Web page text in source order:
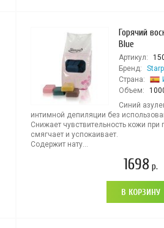
Горячий
Blue
Артикул:
Бренд:
Страна:
Объем:
Синий
интимной депиляции без
Снижает чувствительность кожи
смягчает и успокаивает.
Содержит нату...
1698 р.
В КОРЗИНУ